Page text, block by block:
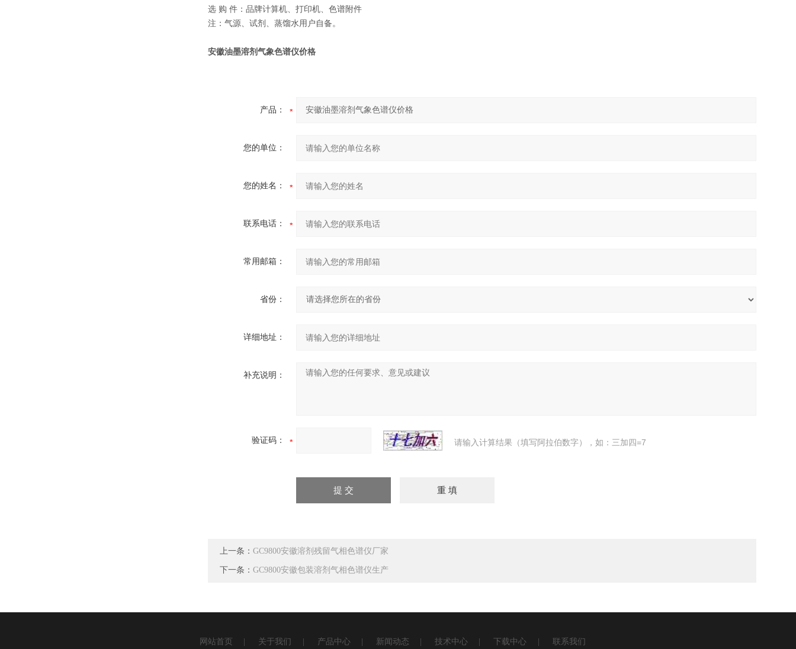
选 购 件：品牌计算机、打印机、色谱附件
注：气源、试剂、蒸馏水用户自备。
安徽油墨溶剂气象色谱仪价格
产品：
您的单位：
您的姓名：
联系电话：
常用邮箱：
省份：
详细地址：
补充说明：
验证码： 请输入计算结果（填写阿拉伯数字），如：三加四=7
上一条：GC9800安徽溶剂残留气相色谱仪厂家
下一条：GC9800安徽包装溶剂气相色谱仪生产
网站首页 关于我们 产品中心 新闻动态 技术中心 下载中心 联系我们